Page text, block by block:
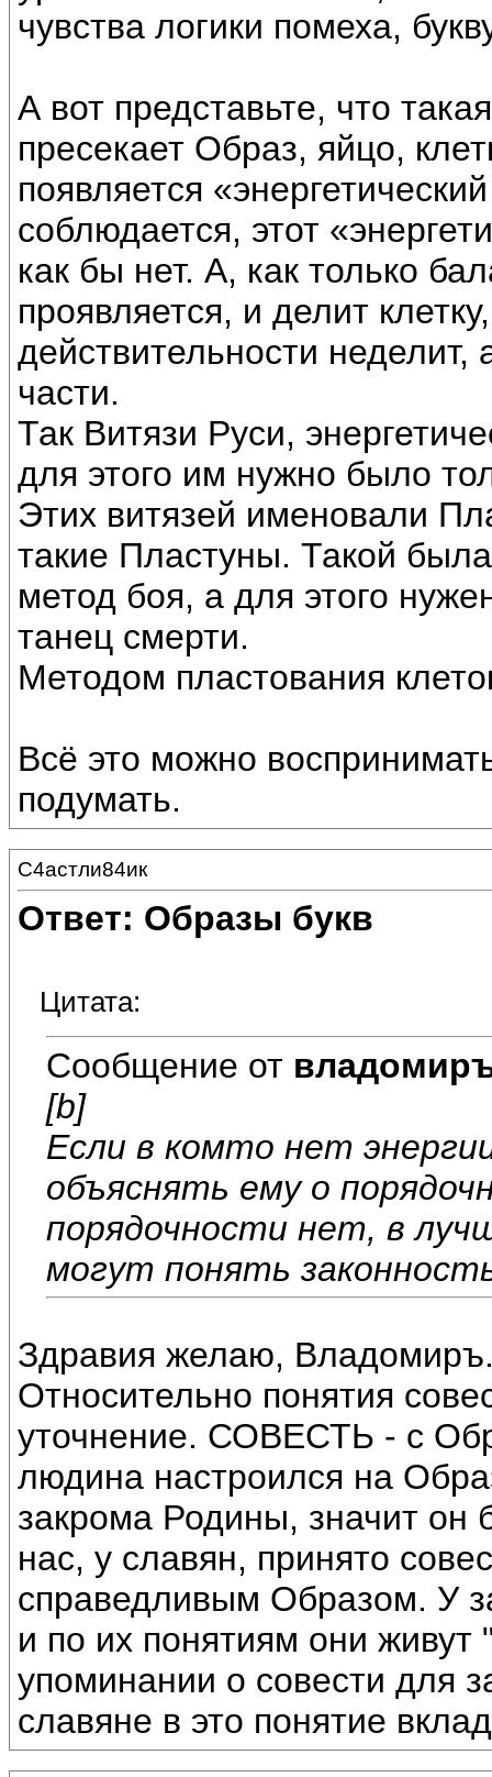
чувства логики помеха,
А вот представьте, что
пресекает Образ, яйцо,
появляется
соблюдается, этот
как бы нет. А, как только
проявляется, и делит
действительности неделит,
части.
Так Витязи Руси,
для этого им нужно было
Этих витязей именовали
такие Пластуны. Такой
метод боя, а для этого
танец смерти.
Методом пластования
Всё это можно
подумать.
С4астли84ик
Ответ: Образы букв
Цитата:
Сообщение от
[b]
Если в комто нет
объяснять ему о
порядочности нет, в
могут понять
Здравия желаю,
Относительно понятия
уточнение. СОВЕСТЬ - с
людина настроился на
закрома Родины, значит он
нас, у славян, принято
справедливым Образом. У
и по их понятиям они живут
упоминании о совести для
славяне в это понятие